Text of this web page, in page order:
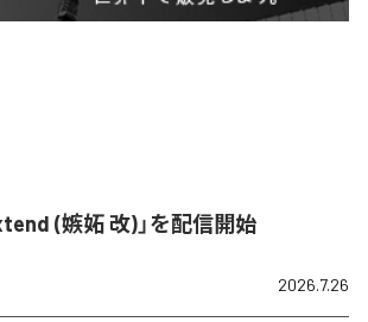
(嫉妬 改)」を配信開始
2026.7.26